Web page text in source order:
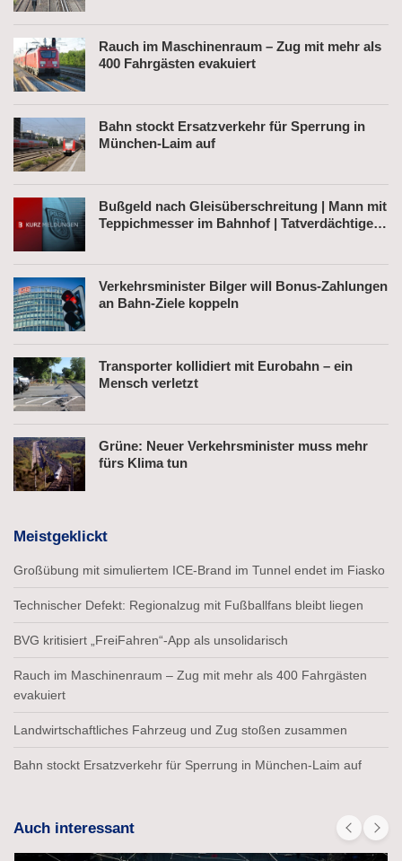
Rauch im Maschinenraum – Zug mit mehr als
400 Fahrgästen evakuiert
Bahn stockt Ersatzverkehr für Sperrung in
München-Laim auf
Bußgeld nach Gleisüberschreitung | Mann mit
Teppichmesser im Bahnhof | Tatverdächtiger
Verkehrsminister Bilger will Bonus-Zahlungen
an Bahn-Ziele koppeln
Transporter kollidiert mit Eurobahn – ein
Mensch verletzt
Grüne: Neuer Verkehrsminister muss mehr
fürs Klima tun
Meistgeklickt
Großübung mit simuliertem ICE-Brand im Tunnel endet im Fiasko
Technischer Defekt: Regionalzug mit Fußballfans bleibt liegen
BVG kritisiert „FreiFahren“-App als unsolidarisch
Rauch im Maschinenraum – Zug mit mehr als 400 Fahrgästen
evakuiert
Landwirtschaftliches Fahrzeug und Zug stoßen zusammen
Bahn stockt Ersatzverkehr für Sperrung in München-Laim auf
Auch interessant